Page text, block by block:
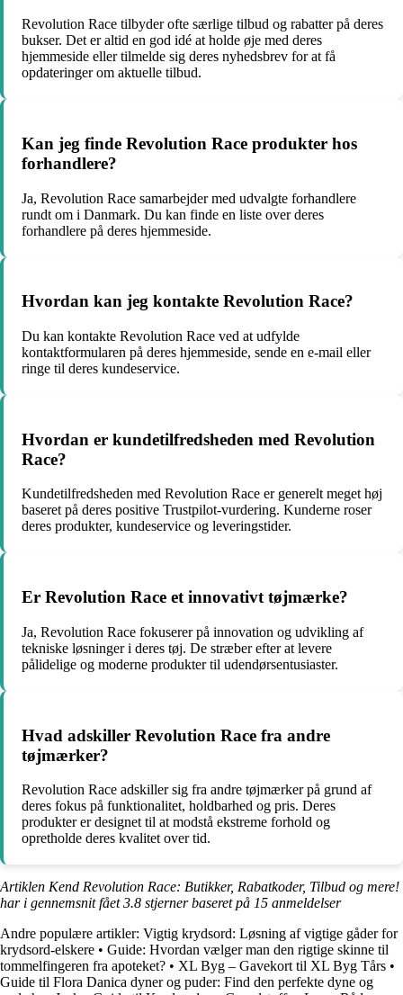
Revolution Race tilbyder ofte særlige tilbud og rabatter på deres
bukser. Det er altid en god idé at holde øje med deres
hjemmeside eller tilmelde sig deres nyhedsbrev for at få
opdateringer om aktuelle tilbud.
Kan jeg finde Revolution Race produkter hos
forhandlere?
Ja, Revolution Race samarbejder med udvalgte forhandlere
rundt om i Danmark. Du kan finde en liste over deres
forhandlere på deres hjemmeside.
Hvordan kan jeg kontakte Revolution Race?
Du kan kontakte Revolution Race ved at udfylde
kontaktformularen på deres hjemmeside, sende en e-mail eller
ringe til deres kundeservice.
Hvordan er kundetilfredsheden med Revolution
Race?
Kundetilfredsheden med Revolution Race er generelt meget høj
baseret på deres positive Trustpilot-vurdering. Kunderne roser
deres produkter, kundeservice og leveringstider.
Er Revolution Race et innovativt tøjmærke?
Ja, Revolution Race fokuserer på innovation og udvikling af
tekniske løsninger i deres tøj. De stræber efter at levere
pålidelige og moderne produkter til udendørsentusiaster.
Hvad adskiller Revolution Race fra andre
tøjmærker?
Revolution Race adskiller sig fra andre tøjmærker på grund af
deres fokus på funktionalitet, holdbarhed og pris. Deres
produkter er designet til at modstå ekstreme forhold og
opretholde deres kvalitet over tid.
Artiklen Kend Revolution Race: Butikker, Rabatkoder, Tilbud og mere!
har i gennemsnit fået3.8 stjerner baseret på 15 anmeldelser
Andre populære artikler: Vigtig krydsord: Løsning af vigtige gåder for
krydsord-elskere • Guide: Hvordan vælger man den rigtige skinne til
tommelfingeren fra apoteket? • XL Byg – Gavekort til XL Byg Tårs •
Guide til Flora Danica dyner og puder: Find den perfekte dyne og